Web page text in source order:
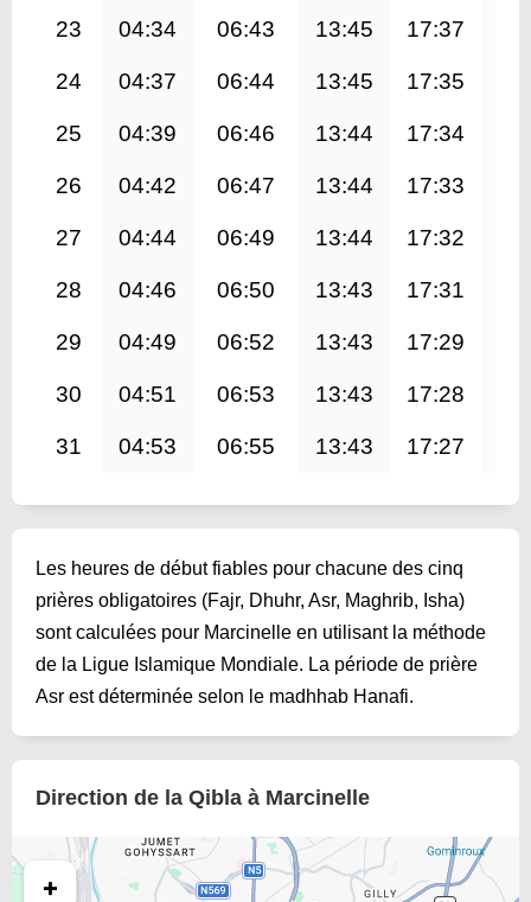
23 04:34 06:43 13:45 17:37
24 04:37 06:44 13:45 17:35
25 04:39 06:46 13:44 17:34
26 04:42 06:47 13:44 17:33
27 04:44 06:49 13:44 17:32
28 04:46 06:50 13:43 17:31
29 04:49 06:52 13:43 17:29
30 04:51 06:53 13:43 17:28
31 04:53 06:55 13:43 17:27
Les heures de début fiables pour chacune des cinq
prières obligatoires (Fajr, Dhuhr, Asr, Maghrib, Isha)
sont calculées pour Marcinelle en utilisant la méthode
de la Ligue Islamique Mondiale. La période de prière
Asr est déterminée selon le madhhab Hanafi.
Direction de la Qibla à Marcinelle
+